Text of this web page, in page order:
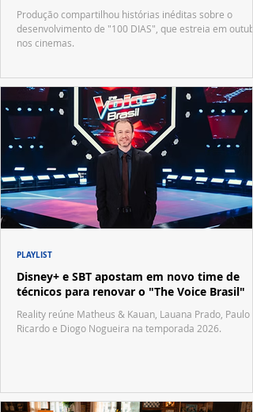
Produção compartilhou histórias inéditas sobre o
desenvolvimento de "100 DIAS", que estreia em
nos cinemas.
Disney+ e SBT apostam em novo time de
técnicos para renovar o "The Voice Brasil"
Reality reúne Matheus & Kauan, Lauana Prado, Paulo
Ricardo e Diogo Nogueira na temporada 2026.
PLAYLIST